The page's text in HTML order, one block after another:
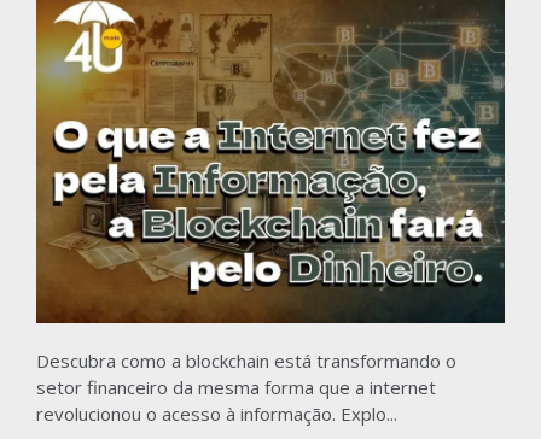
Descubra como a blockchain está transformando o
setor financeiro da mesma forma que a internet
revolucionou o acesso à informação. Explo...